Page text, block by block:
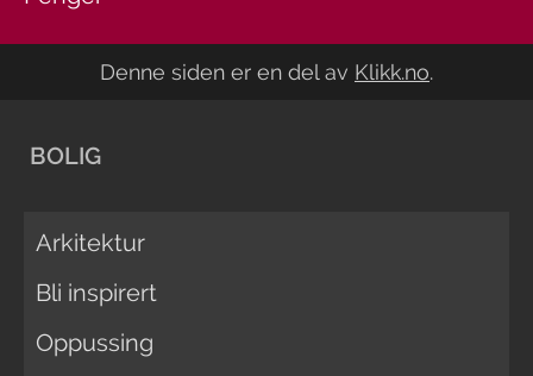
Denne siden er en del av Klikk.no.
BOLIG
Arkitektur
Bli inspirert
Oppussing